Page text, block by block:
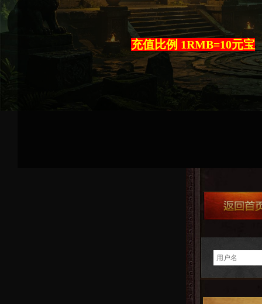
充值比例 1RMB=10元宝